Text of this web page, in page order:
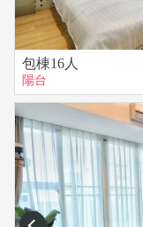
包棟16人
陽台
prev